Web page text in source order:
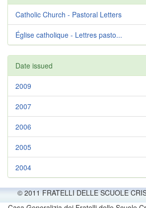
Catholic Church - Pastoral Letters
Église catholique - Lettres pasto...
Date issued
2009
2007
2006
2005
2004
© 2011 FRATELLI DELLE SCUOLE